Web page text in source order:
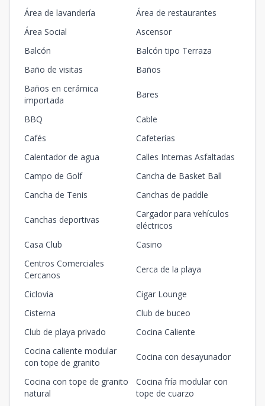
Área de lavandería
Área de restaurantes
Área Social
Ascensor
Balcón
Balcón tipo Terraza
Baño de visitas
Baños
Baños en cerámica
importada
Bares
BBQ
Cable
Cafés
Cafeterías
Calentador de agua
Calles Internas Asfaltadas
Campo de Golf
Cancha de Basket Ball
Cancha de Tenis
Canchas de paddle
Canchas deportivas
Cargador para vehículos
eléctricos
Casa Club
Casino
Centros Comerciales
Cercanos
Cerca de la playa
Ciclovia
Cigar Lounge
Cisterna
Club de buceo
Club de playa privado
Cocina Caliente
Cocina caliente modular
con tope de granito
Cocina con desayunador
Cocina con tope de granito
natural
Cocina fría modular con
tope de cuarzo